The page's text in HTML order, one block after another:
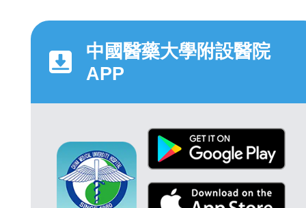
中國醫藥大學附設醫院
APP